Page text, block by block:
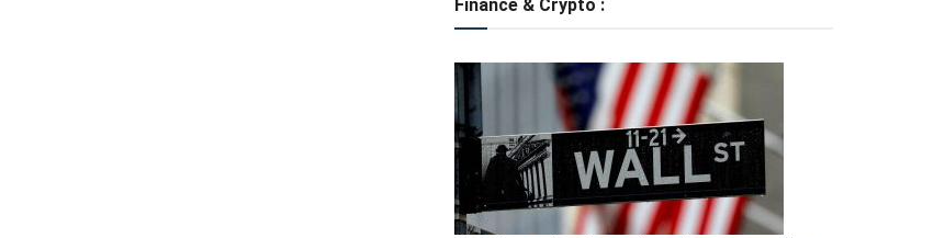
démarrage
courants
et
guide
d’auto-
assistance
Finance & Crypto :